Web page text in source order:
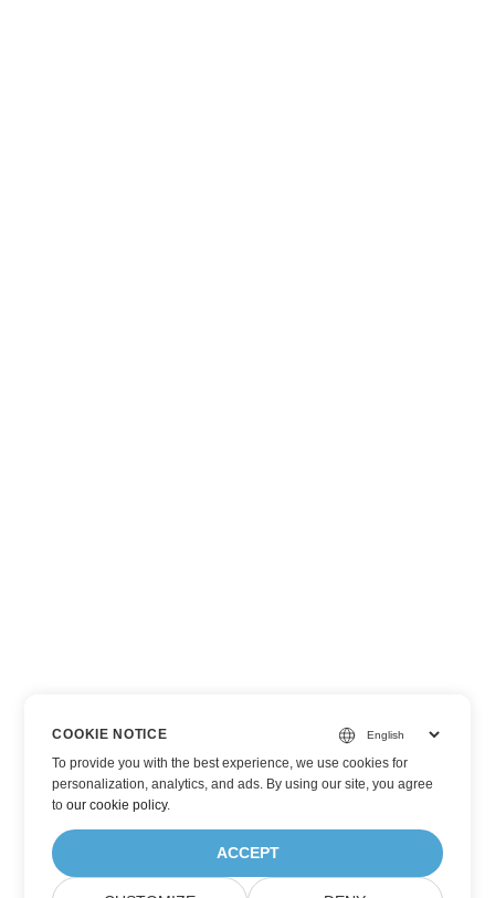
COOKIE NOTICE
To provide you with the best experience, we use cookies for
personalization, analytics, and ads. By using our site, you agree
toour cookie policy.
ACCEPT